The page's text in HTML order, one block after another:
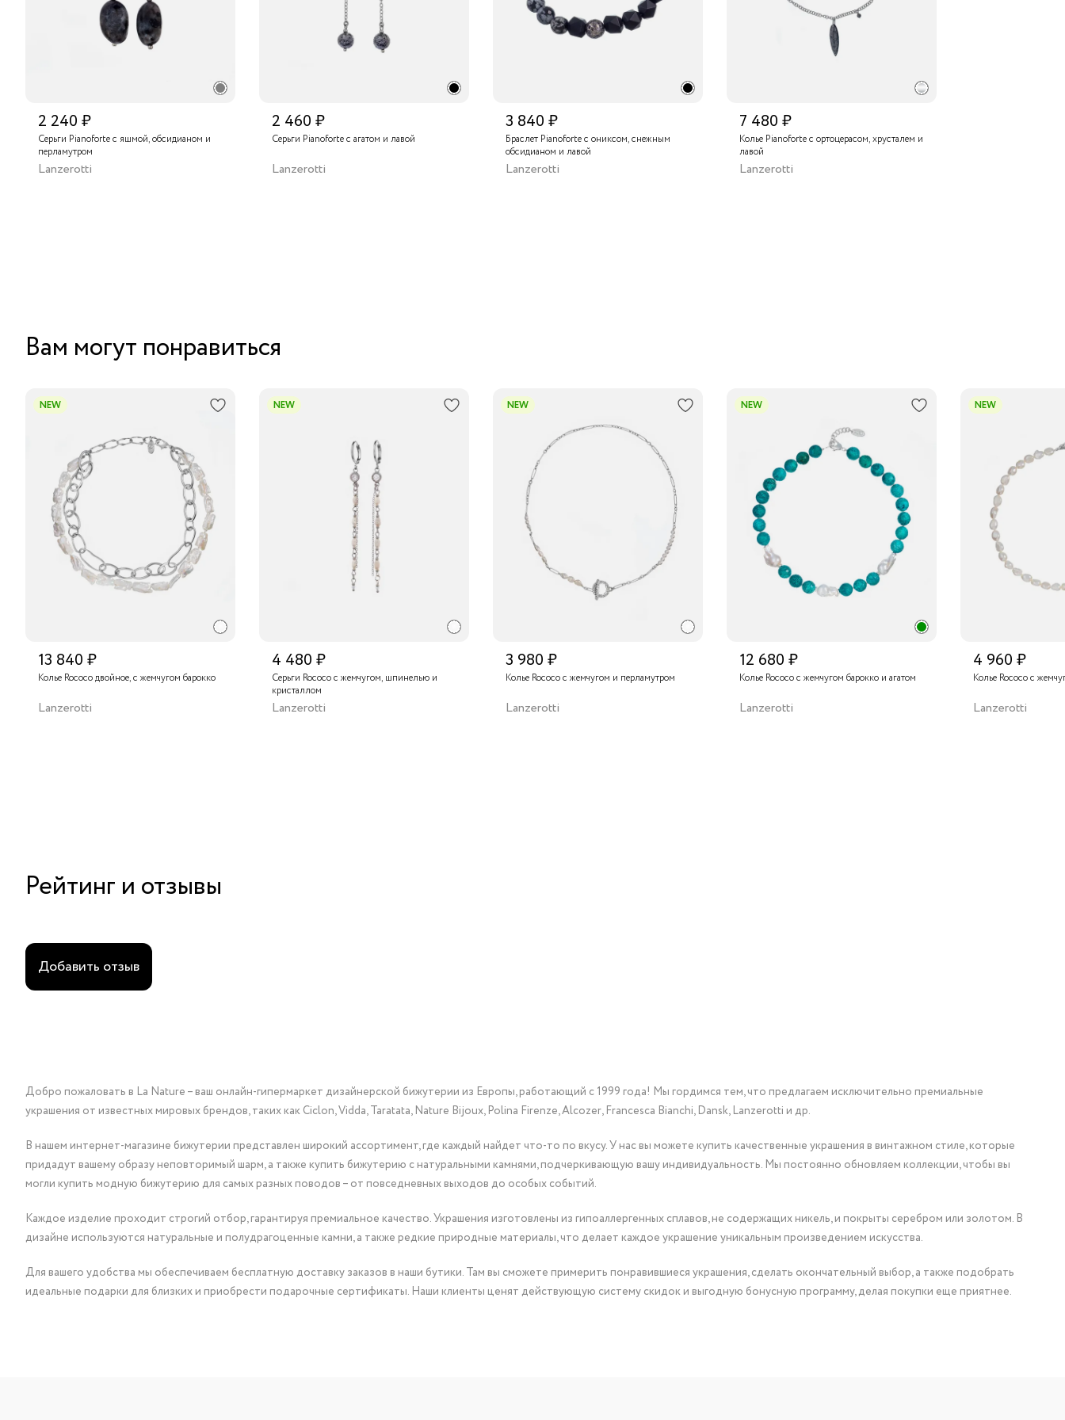
2 240 ₽
Серьги Pianoforte с яшмой, обсидианом и
перламутром
Lanzerotti
2 460 ₽
Серьги Pianoforte с агатом и лавой
Lanzerotti
3 840 ₽
Браслет Pianoforte с ониксом, снежным
обсидианом и лавой
Lanzerotti
7 480 ₽
Колье Pianoforte с ортоцерасом, хрусталем и
лавой
Lanzerotti
Вам могут понравиться
NEW
13 840 ₽
Колье Rococo двойное, с жемчугом барокко
Lanzerotti
NEW
4 480 ₽
Серьги Rococo с жемчугом, шпинелью и
кристаллом
Lanzerotti
NEW
3 980 ₽
Колье Rococo с жемчугом и перламутром
Lanzerotti
NEW
12 680 ₽
Колье Rococo с жемчугом барокко и агатом
Lanzerotti
NEW
4 960 ₽
Колье Rococo с
Lanzerotti
Рейтинг и отзывы
Добавить отзыв
Добро пожаловать в La Nature – ваш онлайн-гипермаркет дизайнерской бижутерии из Европы, работающий с 1999 года! Мы гордимся тем, что предлагаем исключительно премиальные
украшения от известных мировых брендов, таких как Ciclon, Vidda, Taratata, Nature Bijoux, Polina Firenze, Alcozer, Francesca Bianchi, Dansk, Lanzerotti и др.
В нашем интернет-магазине бижутерии представлен широкий ассортимент, где каждый найдет что-то по вкусу. У нас вы можете купить качественные украшения в винтажном стиле, которые
придадут вашему образу неповторимый шарм, а также купить бижутерию с натуральными камнями, подчеркивающую вашу индивидуальность. Мы постоянно обновляем коллекции, чтобы вы
могли купить модную бижутерию для самых разных поводов – от повседневных выходов до особых событий.
Каждое изделие проходит строгий отбор, гарантируя премиальное качество. Украшения изготовлены из гипоаллергенных сплавов, не содержащих никель, и покрыты серебром или золотом. В
дизайне используются натуральные и полудрагоценные камни, а также редкие природные материалы, что делает каждое украшение уникальным произведением искусства.
Для вашего удобства мы обеспечиваем бесплатную доставку заказов в наши бутики. Там вы сможете примерить понравившиеся украшения, сделать окончательный выбор, а также подобрать
идеальные подарки для близких и приобрести подарочные сертификаты. Наши клиенты ценят действующую систему скидок и выгодную бонусную программу, делая покупки еще приятнее.